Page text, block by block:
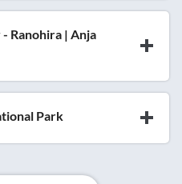
Ranohira | Anja
Park